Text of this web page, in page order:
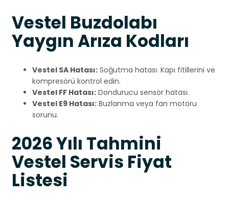
Vestel Buzdolabı
Yaygın Arıza Kodları
Vestel SA Hatası: Soğutma hatası. Kapı fitillerini ve
kompresörü kontrol edin.
Vestel FF Hatası: Dondurucu sensör hatası.
Vestel E9 Hatası: Buzlanma veya fan motoru
sorunu.
2026 Yılı Tahmini
Vestel Servis Fiyat
Listesi